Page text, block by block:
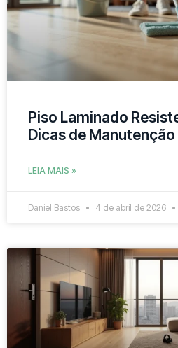
Piso Laminado
Dicas de Manutenção
LEIA MAIS »
Daniel Bastos 4 de abril de 2026